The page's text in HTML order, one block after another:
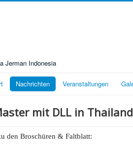
Jerman Indonesia
Nachrichten Veranstaltungen
mit DLL in Thailand
den Broschüren & Faltblatt: